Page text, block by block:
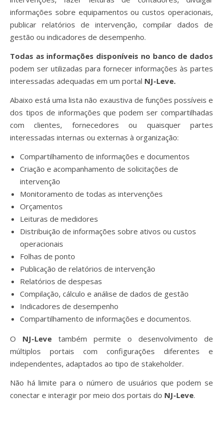
informações sobre equipamentos ou custos operacionais,
publicar relatórios de intervenção, compilar dados de
gestão ou indicadores de desempenho.
Todas as informações disponíveis no banco de dados
podem ser utilizadas para fornecer informações às partes
interessadas adequadas em um portal NJ-Leve.
Abaixo está uma lista não exaustiva de funções possíveis e
dos tipos de informações que podem ser compartilhadas
com clientes, fornecedores ou quaisquer partes
interessadas internas ou externas à organização:
Compartilhamento de informações e documentos
Criação e acompanhamento de solicitações de
intervenção
Monitoramento de todas as intervenções
Orçamentos
Leituras de medidores
Distribuição de informações sobre ativos ou custos
operacionais
Folhas de ponto
Publicação de relatórios de intervenção
Relatórios de despesas
Compilação, cálculo e análise de dados de gestão
Indicadores de desempenho
Compartilhamento de informações e documentos.
O NJ-Leve também permite o desenvolvimento de
múltiplos portais com configurações diferentes e
independentes, adaptados ao tipo de stakeholder.
Não há limite para o número de usuários que podem se
conectar e interagir por meio dos portais do NJ-Leve.